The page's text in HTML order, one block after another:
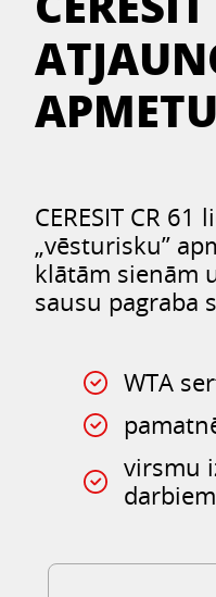
CERESIT CR
„vēsturisku”
klātām sienām
sausu pagraba
WTA
virsmu
darbiem